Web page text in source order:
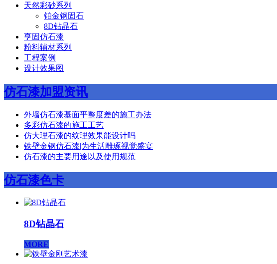
天然彩砂系列
铂金钢固石
8D钻晶石
亨固仿石漆
粉料辅材系列
工程案例
设计效果图
仿石漆加盟资讯
外墙仿石漆基面平整度差的施工办法
多彩仿石漆的施工工艺
仿大理石漆的纹理效果能设计吗
铁壁金钢仿石漆|为生活雕琢视觉盛宴
仿石漆的主要用途以及使用规范
仿石漆色卡
8D钻晶石
MORE